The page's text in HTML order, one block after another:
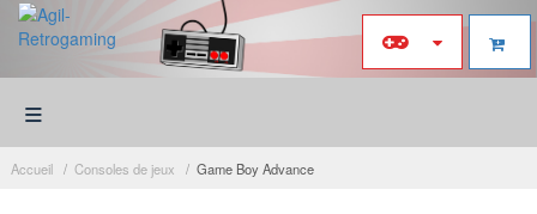
≡
Accueil Consoles de jeux Game Boy Advance